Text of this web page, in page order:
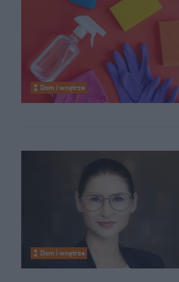
Dom i wnętrze
Dom i wnętrze